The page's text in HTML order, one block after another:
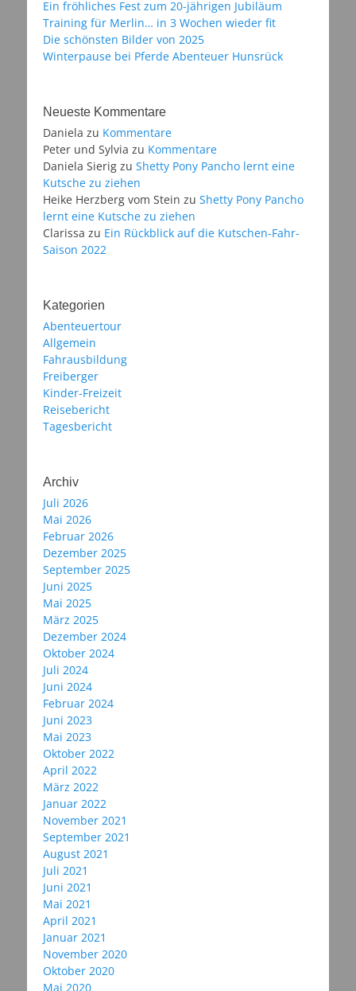
Ein fröhliches Fest zum 20-jährigen Jubiläum
Training für Merlin… in 3 Wochen wieder fit
Die schönsten Bilder von 2025
Winterpause bei Pferde Abenteuer Hunsrück
Neueste Kommentare
Daniela zu Kommentare
Peter und Sylvia zu Kommentare
Daniela Sierig zu Shetty Pony Pancho lernt eine
Kutsche zu ziehen
Heike Herzberg vom Stein zu Shetty Pony Pancho
lernt eine Kutsche zu ziehen
Clarissa zu Ein Rückblick auf die Kutschen-Fahr-
Saison 2022
Kategorien
Abenteuertour
Allgemein
Fahrausbildung
Freiberger
Kinder-Freizeit
Reisebericht
Tagesbericht
Archiv
Juli 2026
Mai 2026
Februar 2026
Dezember 2025
September 2025
Juni 2025
Mai 2025
März 2025
Dezember 2024
Oktober 2024
Juli 2024
Juni 2024
Februar 2024
Juni 2023
Mai 2023
Oktober 2022
April 2022
März 2022
Januar 2022
November 2021
September 2021
August 2021
Juli 2021
Juni 2021
Mai 2021
April 2021
Januar 2021
November 2020
Oktober 2020
Mai 2020